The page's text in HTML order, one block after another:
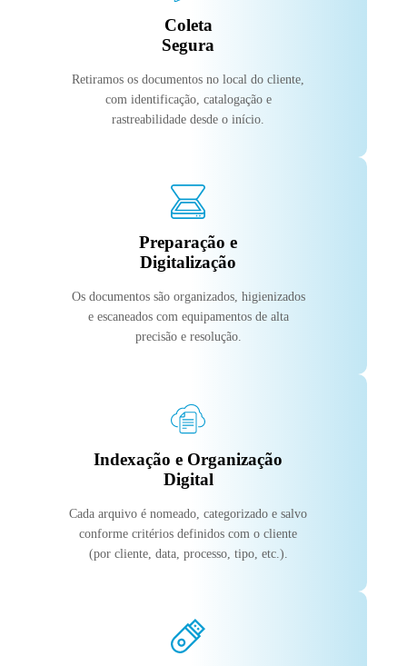
Coleta
Segura
Retiramos os documentos no local do cliente,
com identificação, catalogação e
rastreabilidade desde o início.
Preparação e
Digitalização
Os documentos são organizados, higienizados
e escaneados com equipamentos de alta
precisão e resolução.
Indexação e Organização
Digital
Cada arquivo é nomeado, categorizado e salvo
conforme critérios definidos com o cliente
(por cliente, data, processo, tipo, etc.).